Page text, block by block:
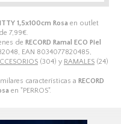
1,5x100cm Rosa en outlet
7,99€
de RECORD Ramal ECO Piel
EAN 8034077820485,
(304) y RAMALES (24)
características a RECORD
en "PERROS".